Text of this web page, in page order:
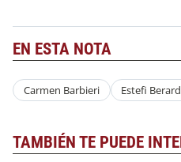
EN ESTA NOTA
Carmen Barbieri Estefi
TAMBIÉN TE PUEDE